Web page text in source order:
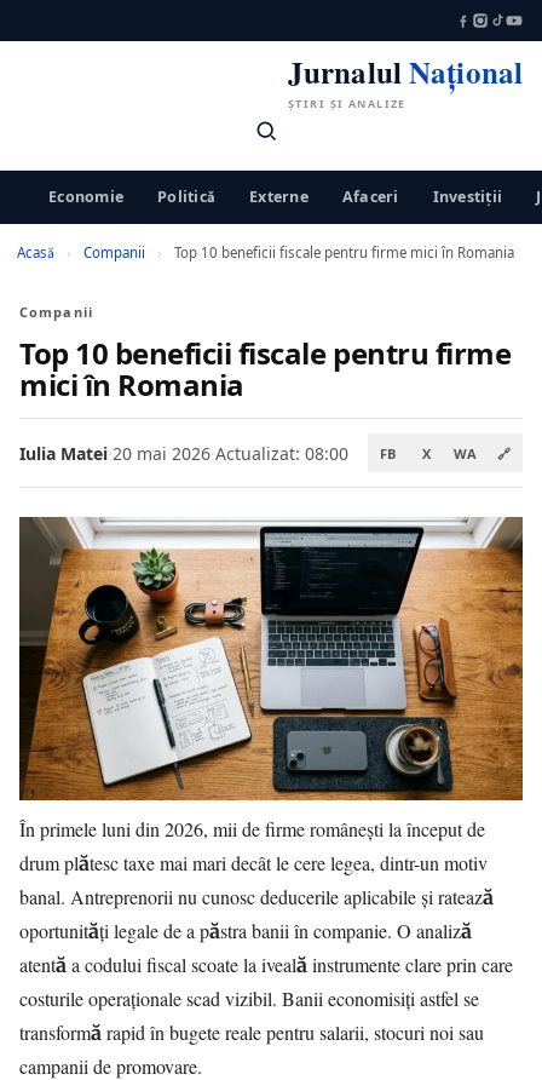
JurnalulNațional
ȘTIRI ȘI ANALIZE
Economie Politică Externe Afaceri Investiții
Acasă › Companii › Top 10 beneficii fiscale pentru firme mici în Romania
Companii
Top 10 beneficii fiscale pentru firme
mici în Romania
Iulia Matei·20 mai 2026·Actualizat: 08:00 FB X WA 🔗
În primele luni din 2026, mii de firme românești la început de
drum plătesc taxe mai mari decât le cere legea, dintr-un motiv
banal. Antreprenorii nu cunosc deducerile aplicabile și ratează
oportunități legale de a păstra banii în companie. O analiză
atentă a codului fiscal scoate la iveală instrumente clare prin care
costurile operaționale scad vizibil. Banii economisiți astfel se
transformă rapid în bugete reale pentru salarii, stocuri noi sau
campanii de promovare.